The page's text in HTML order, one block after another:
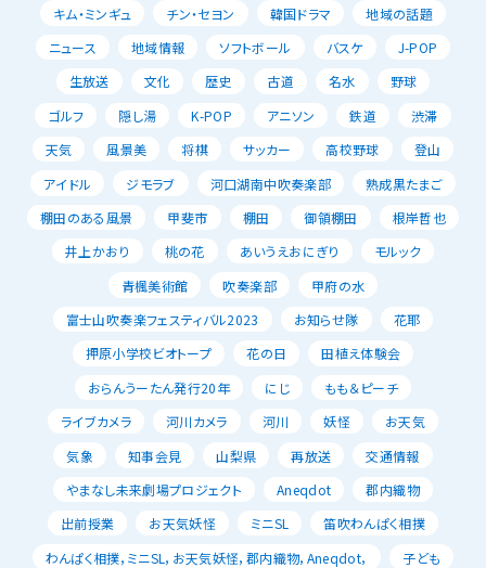
キム・ミンギュ
チン・セヨン 韓国ドラマ
地域の話題
ニュース
地域情報 ソフトボール バスケ
J-POP
生放送
文化 歴史 古道 名水
野球
ゴルフ
隠し湯 K-POP アニソン 鉄道
渋滞
天気
風景美 将棋 サッカー 高校野球
登山
アイドル
ジモラブ 河口湖南中吹奏楽部
熟成黒たまご
棚田のある風景
甲斐市 棚田 御領棚田
根岸哲也
井上かおり
桃の花 あいうえおにぎり
モルック
青楓美術館
吹奏楽部
甲府の水
富士山吹奏楽フェスティバル2023
お知らせ隊
花耶
押原小学校ビオトープ
花の日
田植え体験会
おらんうーたん発行20年
にじ
もも＆ピーチ
ライブカメラ
河川カメラ 河川 妖怪
お天気
気象
知事会見 山梨県 再放送
交通情報
やまなし未来劇場プロジェクト
Aneqdot
郡内織物
出前授業
お天気妖怪 ミニSL
笛吹わんぱく相撲
わんぱく相撲，ミニSL，お天気妖怪，郡内織物，Aneqdot，
子ども